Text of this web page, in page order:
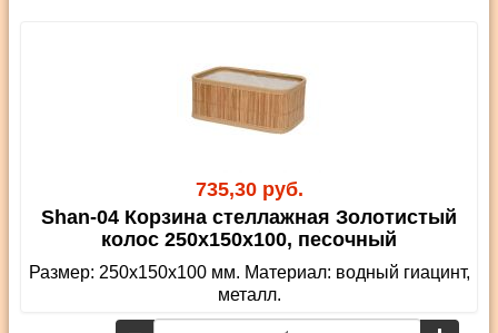
735,30 руб.
Shan-04 Корзина стеллажная Золотистый
колос 250х150х100, песочный
Размер: 250х150х100 мм. Материал: водный гиацинт,
металл.